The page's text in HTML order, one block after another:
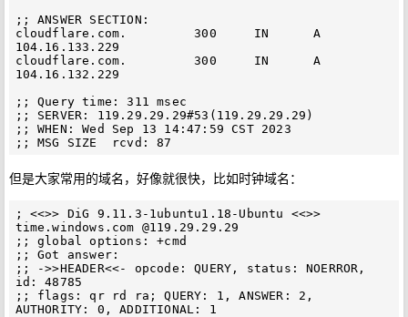
;; ANSWER SECTION:
cloudflare.com.         300     IN      A
104.16.133.229
cloudflare.com.         300     IN      A
104.16.132.229
;; Query time: 311 msec
;; SERVER: 119.29.29.29#53(119.29.29.29)
;; WHEN: Wed Sep 13 14:47:59 CST 2023
但是大家常用的域名，好像就很快，比如时钟域名：
; <<>> DiG 9.11.3-1ubuntu1.18-Ubuntu <<>>
time.windows.com @119.29.29.29
;; global options: +cmd
;; Got answer:
;; ->>HEADER<<- opcode: QUERY, status: NOERROR,
id: 48785
;; flags: qr rd ra; QUERY: 1, ANSWER: 2,
AUTHORITY: 0, ADDITIONAL: 1